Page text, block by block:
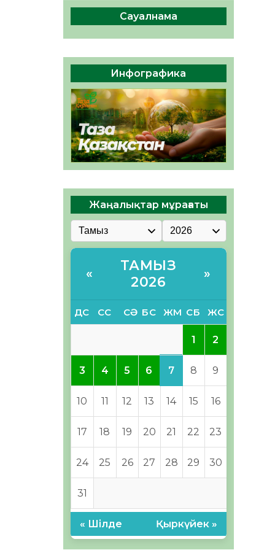
Руслан Рүстемұлы облыс
әкімінің кеңесшісі болып
тағайындалды
05.08.2026
38 0
Сауалнама
Инфографика
Жаңалықтар мұрағаты
«
ТАМЫЗ
2026
»
ДС СС СӘ БС ЖМ СБ ЖС
1 2
3 4 5 6 7 8 9
10 11 12 13 14 15 16
17 18 19 20 21 22 23
24 25 26 27 28 29 30
31
« Шілде Қыркүйек »